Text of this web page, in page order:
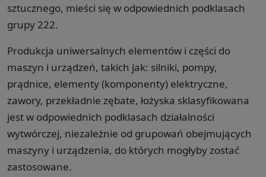
sztucznego, mieści się w odpowiednich podklasach
grupy 222.
Produkcja uniwersalnych elementów i części do
maszyn i urządzeń, takich jak: silniki, pompy,
prądnice, elementy (komponenty) elektryczne,
zawory, przekładnie zębate, łożyska sklasyfikowana
jest w odpowiednich podklasach działalności
wytwórczej, niezależnie od grupowań obejmujących
maszyny i urządzenia, do których mogłyby zostać
zastosowane.